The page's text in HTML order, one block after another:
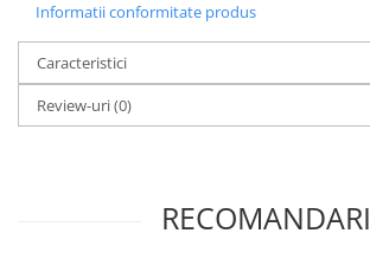
Informatii conformitate produs
Caracteristici
Review-uri(0)
RECOMANDARI